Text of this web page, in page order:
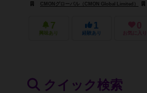
CMONグローバル（CMON Global Limited）
7
興味あり
1
経験あり
0
お気に入り
クイック検索